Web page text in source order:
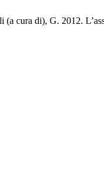
(a cura di), G. 2012.